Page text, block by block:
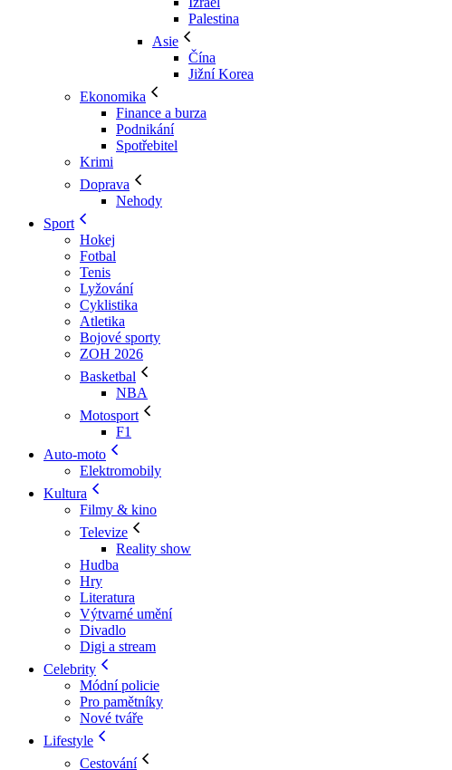
Palestina
Asie
Čína
Jižní Korea
Ekonomika
Finance a burza
Podnikání
Spotřebitel
Krimi
Doprava
Nehody
Sport
Hokej
Fotbal
Tenis
Lyžování
Cyklistika
Atletika
Bojové sporty
ZOH 2026
Basketbal
NBA
Motosport
F1
Auto-moto
Elektromobily
Kultura
Filmy & kino
Televize
Reality show
Hudba
Hry
Literatura
Výtvarné umění
Divadlo
Digi a stream
Celebrity
Módní policie
Pro pamětníky
Nové tváře
Lifestyle
Cestování